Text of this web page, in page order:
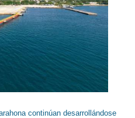
continúan desarrollándose